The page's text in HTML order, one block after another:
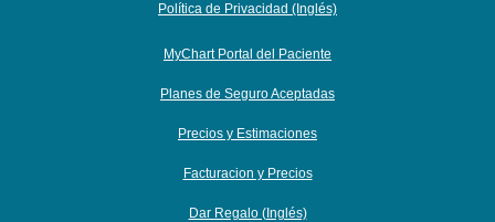
Política de Privacidad (Inglés)
MyChart Portal del Paciente
Planes de Seguro Aceptadas
Precios y Estimaciones
Facturacion y Precios
Dar Regalo (Inglés)